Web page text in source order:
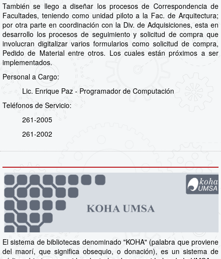
También se llego a diseñar los procesos de Correspondencia de
Facultades, teniendo como unidad piloto a la Fac. de Arquitectura;
por otra parte en coordinación con la Div. de Adquisiciones, esta en
desarrollo los procesos de seguimiento y solicitud de compra que
involucran digitalizar varios formularios como solicitud de compra,
Pedido de Material entre otros. Los cuales están próximos a ser
implementados.
Personal a Cargo:
Lic. Enrique Paz - Programador de Computación
Teléfonos de Servicio:
261-2005
261-2002
El sistema de bibliotecas denominado "KOHA" (palabra que proviene
del maorí, que significa obsequio, o donación), es un sistema de